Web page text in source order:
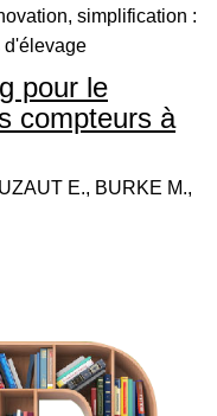
simplification :
d'élevage
pour le
compteurs à
E., BURKE M.,